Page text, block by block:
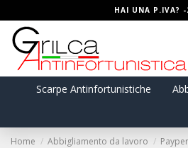
HAI UNA P.IVA? -
Scarpe Antinfortunistiche
Home Abbigliamento da lavoro Payper